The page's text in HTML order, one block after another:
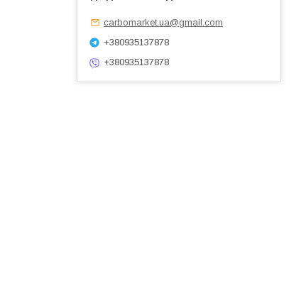
carbomarket.ua@gmail.com
+380935137878
+380935137878